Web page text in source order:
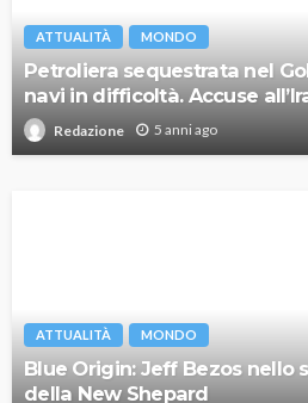
ATTUALITÀ MONDO
Petroliera sequestrata nel
navi in difficoltà. Accuse
Redazione 5 anni ago
ATTUALITÀ MONDO
Blue Origin: Jeff Bezos nello
della New Shepard